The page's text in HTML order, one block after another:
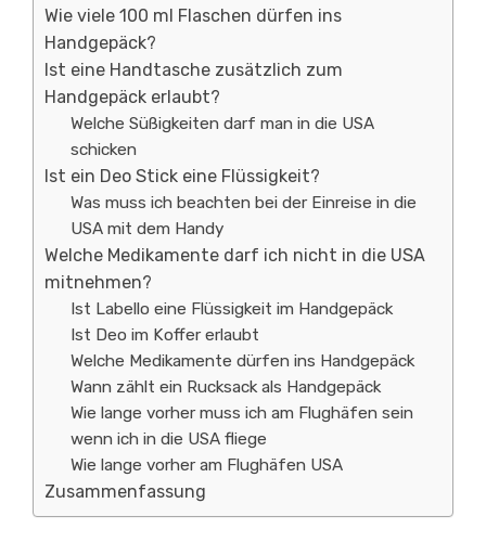
Wie viele 100 ml Flaschen dürfen ins
Handgepäck?
Ist eine Handtasche zusätzlich zum
Handgepäck erlaubt?
Welche Süßigkeiten darf man in die USA
schicken
Ist ein Deo Stick eine Flüssigkeit?
Was muss ich beachten bei der Einreise in die
USA mit dem Handy
Welche Medikamente darf ich nicht in die USA
mitnehmen?
Ist Labello eine Flüssigkeit im Handgepäck
Ist Deo im Koffer erlaubt
Welche Medikamente dürfen ins Handgepäck
Wann zählt ein Rucksack als Handgepäck
Wie lange vorher muss ich am Flughäfen sein
wenn ich in die USA fliege
Wie lange vorher am Flughäfen USA
Zusammenfassung